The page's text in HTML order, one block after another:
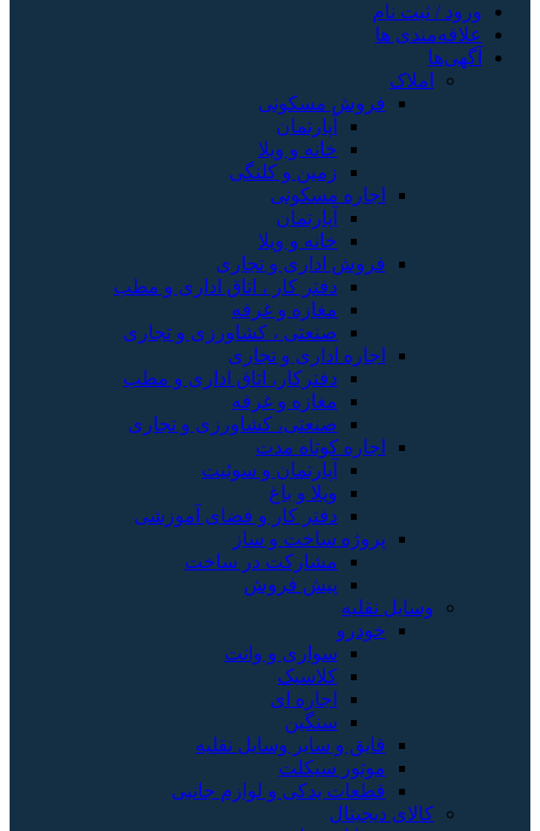
ورود / ثبت نام
علاقه‌مندی ها
آگهی‌ها
املاک
فروش مسکونی
آپارتمان
خانه و ویلا
زمین و کلنگی
اجاره مسکونی
آپارتمان
خانه و ویلا
فروش اداری و تجاری
دفتر کار ، اتاق اداری و مطب
مغازه و غرفه
صنعتی ، کشاورزی و تجاری
اجاره اداری و تجاری
دفترکار، اتاق اداری و مطب
مغازه و غرفه
صنعتی، کشاورزی و تجاری
اجاره کوتاه مدت
آپارتمان و سوئیت
ویلا و باغ
دفتر کار و فضای آموزشی
پروژه ساخت و ساز
مشارکت در ساخت
پیش فروش
وسایل نقلیه
خودرو
سواری و وانت
کلاسیک
اجاره ای
سنگین
قایق و سایر وسایل نقلیه
موتور سیکلت
قطعات یدکی و لوازم جانبی
کالای دیجیتال